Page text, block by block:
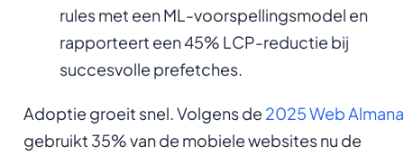
rules met een ML-voorspellingsmodel en
rapporteert een 45% LCP-reductie bij
succesvolle prefetches.
Adoptie groeit snel. Volgens de 2025 Web
gebruikt 35% van de mobiele websites nu de